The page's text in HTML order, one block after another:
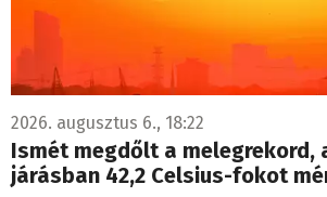
2026. augusztus 6., 18:22
Ismét megdőlt a melegrekord,
járásban 42,2 Celsius-fokot